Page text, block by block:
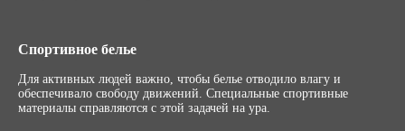
Спортивное белье
Для активных людей важно, чтобы белье отводило влагу и
обеспечивало свободу движений. Специальные спортивные
материалы справляются с этой задачей на ура.